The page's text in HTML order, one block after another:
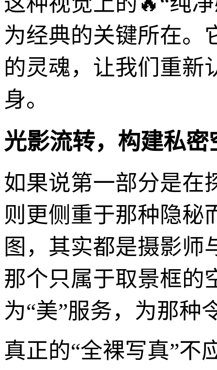
为经典的关键所在。
的灵魂，让我们重新
身。
光影流转，构建私
如果说第一部分是在
则更侧重于那种隐秘
图，其实都是摄影师
那个只属于取景框的
为“美”服务，为那种
真正的“全裸写真”不